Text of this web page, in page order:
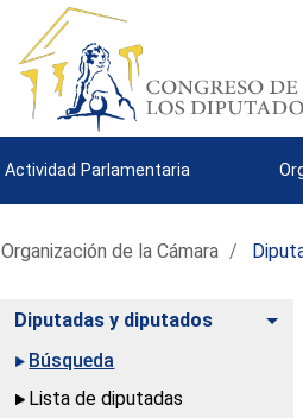
Actividad Parlamentaria
Organización de la Cámara
Diputadas y diputados
Búsqueda
Lista de diputadas